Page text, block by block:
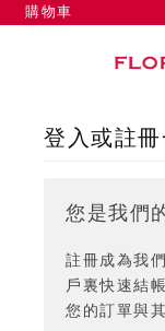
購物車
登入或註
您是我們
註冊成為我
戶裏快速結
您的訂單與